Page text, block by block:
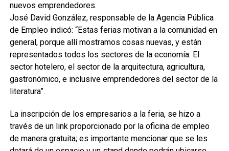
nuevos emprendedores.
José David González, responsable de la Agencia Pública
de Empleo indicó: “Estas ferias motivan a la comunidad en
general, porque allí mostramos cosas nuevas, y están
representados todos los sectores de la economía. El
sector hotelero, el sector de la arquitectura, agricultura,
gastronómico, e inclusive emprendedores del sector de la
literatura”.
La inscripción de los empresarios a la feria, se hizo a
través de un link proporcionado por la oficina de empleo
de manera gratuita; es importante mencionar que se les